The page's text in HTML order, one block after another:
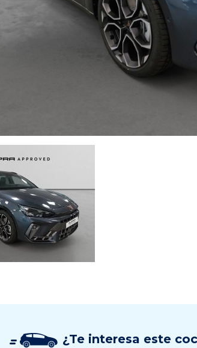
¿Te interesa este